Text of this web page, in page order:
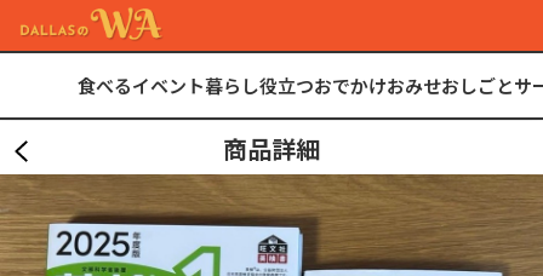
食べるイベント暮らし役立つおでかけおみせおしごとサ
商品詳細